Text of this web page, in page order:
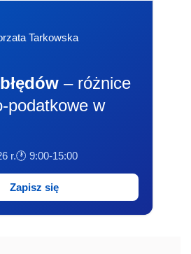
Tarkowska
– różnice
podatkowe w
r.🕐 9:00-15:00
Zapisz się